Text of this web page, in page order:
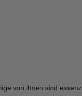
von ihnen sind